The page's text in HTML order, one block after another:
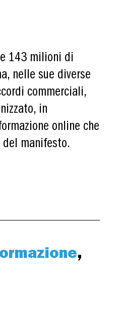
143 milioni di
nelle sue diverse
commerciali,
in
online che
manifesto.
,